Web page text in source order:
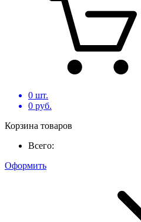
0 шт.
0 руб.
Корзина товаров
Всего:
Оформить